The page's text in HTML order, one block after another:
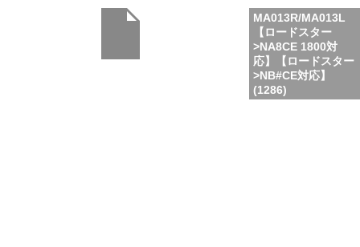
MA013R/MA013L
【ロードスター
>NA8CE 1800対
応】【ロードスター
>NB#CE対応】
(1286)